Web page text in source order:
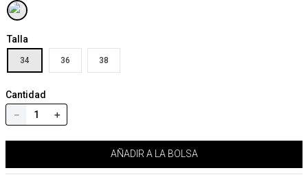
Talla
34 36 38
Cantidad
＋
－
AÑADIR A LA BOLSA